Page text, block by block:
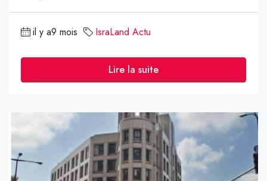
il y a9 mois IsraLand Actu
Lire la suite